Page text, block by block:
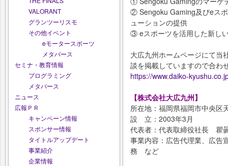
VALORANT
グランツーリスモ
その他イベント
eモータースポーツ
メタバース
セミナ・教育情報
プログラミング
メタバース
ニュース
広報ＰＲ
キャンペーン情報
スポンサー情報
タイトルアップデート
事業紹介
企業情報
② Sengoku Gaming及びeス
ューションの提供
③ eスポーツを活用した新し
大広九州ホームページにて当
談を掲載していますので合わ
https://www.daiko-
【株式会社大広九州】
所在地：福岡県福岡市中央
設 立：2003年3月
代表者：代表取締役社長 瞿
事業内容：広告代理業、広告
務 など